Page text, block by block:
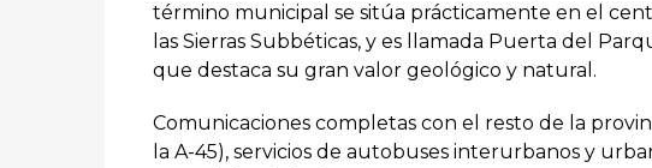
término municipal se sitúa prácticamente en el
las Sierras Subbéticas, y es llamada Puerta del
que destaca su gran valor geológico y natural.
Comunicaciones completas con el resto de la
la A-45), servicios de autobuses interurbanos y